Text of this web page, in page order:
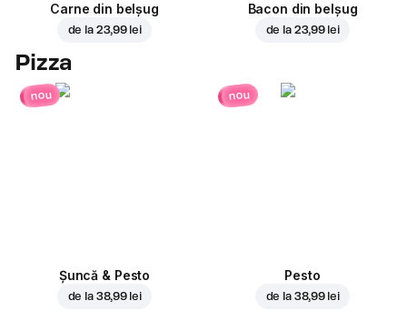
Carne din belșug
de la 23,99 lei
Bacon din belșug
de la 23,99 lei
Pizza
nou
Șuncă & Pesto
de la 38,99 lei
nou
Pesto
de la 38,99 lei